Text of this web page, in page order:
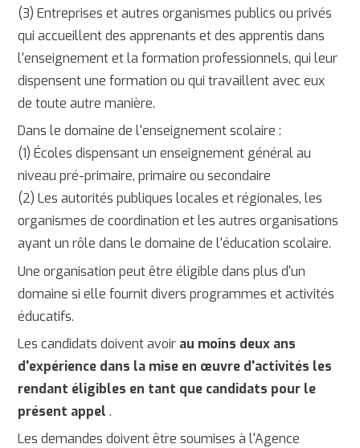
(3) Entreprises et autres organismes publics ou privés
qui accueillent des apprenants et des apprentis dans
l'enseignement et la formation professionnels, qui leur
dispensent une formation ou qui travaillent avec eux
de toute autre manière.
Dans le domaine de l'enseignement scolaire :
(1) Écoles dispensant un enseignement général au
niveau pré-primaire, primaire ou secondaire
(2) Les autorités publiques locales et régionales, les
organismes de coordination et les autres organisations
ayant un rôle dans le domaine de l'éducation scolaire.
Une organisation peut être éligible dans plus d'un
domaine si elle fournit divers programmes et activités
éducatifs.
Les candidats doivent avoir au moins deux ans
d'expérience dans la mise en œuvre d'activités les
rendant éligibles en tant que candidats pour le
présent appel .
Les demandes doivent être soumises à l'Agence